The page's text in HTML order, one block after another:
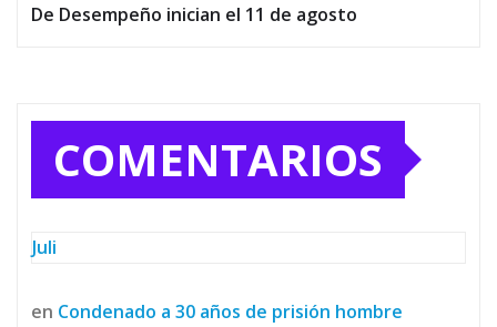
De Desempeño inician el 11 de agosto
COMENTARIOS
Juli
en Condenado a 30 años de prisión hombre